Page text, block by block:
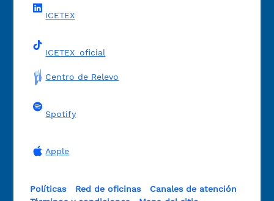
ICETEX
ICETEX_oficial
Centro de Relevo
Spotify
Apple
Políticas Red de oficinas
Canales de atención